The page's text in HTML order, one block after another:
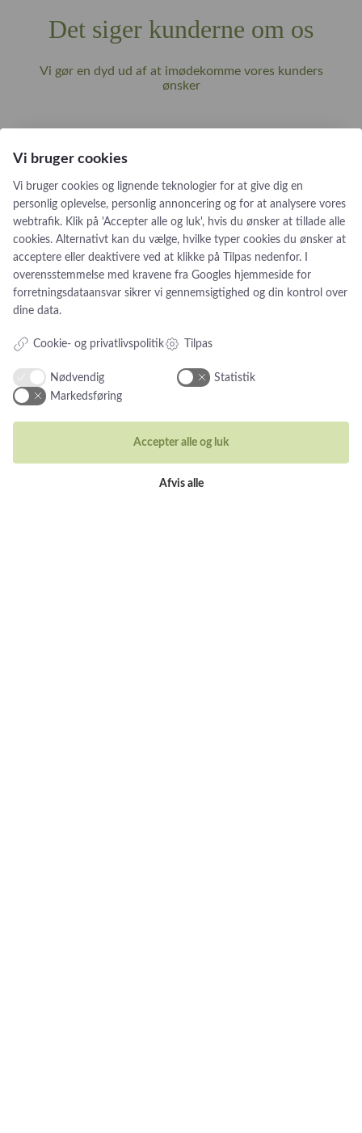
Det siger kunderne om os
Vi gør en dyd ud af at imødekomme vores kunders
ønsker
NANNA HOEG DREYER STRYHN
Anbefaler
Fremragende guldsmed skabte min smukke minde-ring
Jeg kan virkelig anbefale Castens, hvis man vil have en drøm gjort til
virkelighed! Med stor indføling og kreativitet tegnede Karin en ring med
udgangspunkt i min og min afdøde mands vielsesringe. Uden at ændre
væsentligt på min egen ring blev min mands ring transformeret,...
Tilmeld nyhedsbrev
Vi bruger cookies
Vi bruger cookies og lignende teknologier for at give dig en
personlig oplevelse, personlig annoncering og for at analysere vores
webtrafik. Klik på 'Accepter alle og luk', hvis du ønsker at tillade alle
cookies. Alternativt kan du vælge, hvilke typer cookies du ønsker at
acceptere eller deaktivere ved at klikke på Tilpas nedenfor. I
overensstemmelse med kravene fra Googles hjemmeside for
forretningsdataansvar sikrer vi gennemsigtighed og din kontrol over
dine data.
Cookie- og privatlivspolitik Tilpas
Nødvendig
Statistik
Markedsføring
Afvis alle
Accepter alle og luk